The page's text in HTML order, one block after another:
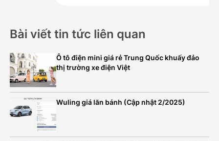
Bài viết tin tức liên quan
Ô tô điện mini giá rẻ Trung Quốc khuấy đảo
thị trường xe điện Việt
Wuling giá lăn bánh (Cập nhật 2/2025)